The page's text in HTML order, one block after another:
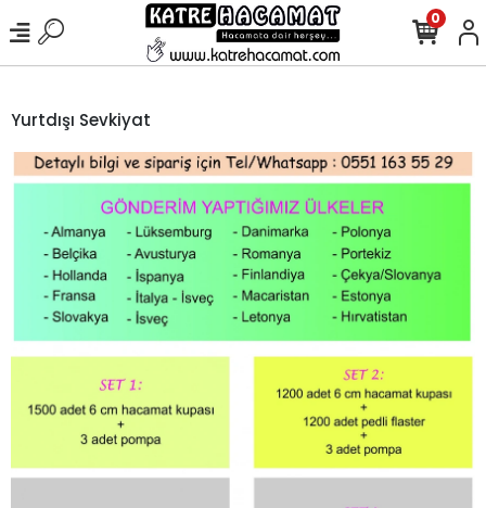
0
Yurtdışı Sevkiyat